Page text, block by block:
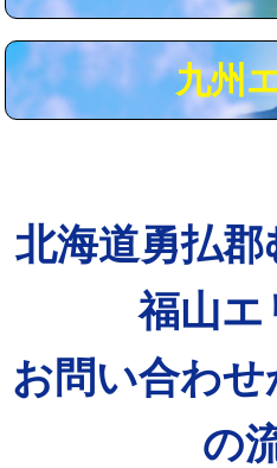
九州
北海道勇払郡
福山エ
お問い合わ
の